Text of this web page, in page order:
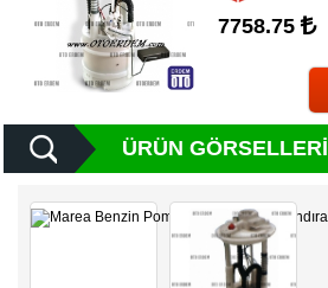
Banka
Hesapları
İletişim
Kategoriler
Renault
7758.75
ÜRÜN GÖRSELLERI